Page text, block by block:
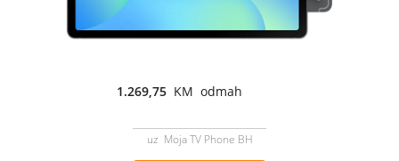
1.269,75 KM odmah
uz Moja TV Phone BH